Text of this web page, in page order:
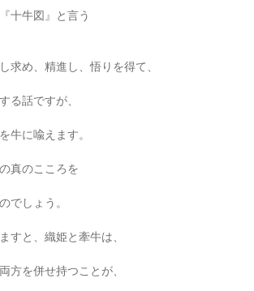
十牛図』と言う
求め、精進し、悟りを得て、
る話ですが、
牛に喩えます。
真のこころを
でしょう。
すと、織姫と牽牛は、
方を併せ持つことが、